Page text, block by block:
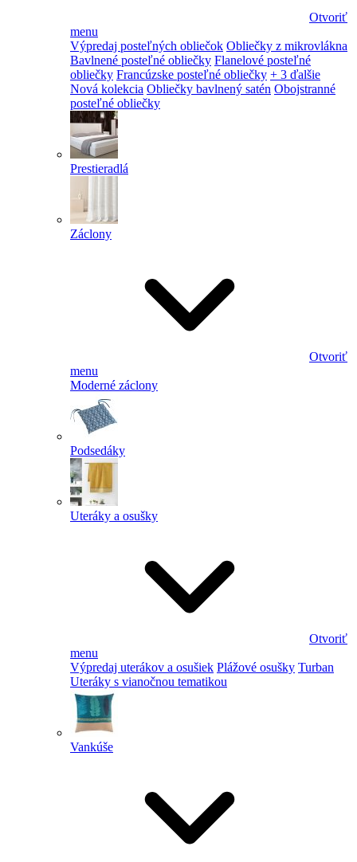
Otvoriť
menu
Výpredaj posteľných obliečok Obliečky z mikrovlákna
Bavlnené posteľné obliečky Flanelové posteľné
obliečky Francúzske posteľné obliečky + 3 ďalšie
Nová kolekcia Obliečky bavlnený satén Obojstranné
posteľné obliečky
Prestieradlá
Záclony
Otvoriť
menu
Moderné záclony
Podsedáky
Uteráky a osušky
Otvoriť
menu
Výpredaj uterákov a osušiek Plážové osušky Turban
Uteráky s vianočnou tematikou
Vankúše